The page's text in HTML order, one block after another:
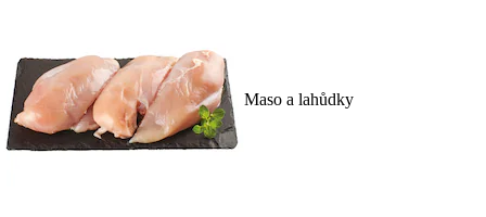
Maso a lahůdky